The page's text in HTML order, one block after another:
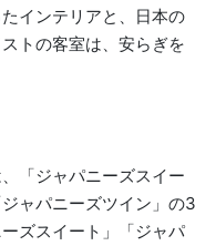
インテリアと、日本の
トの客室は、安らぎを
「ジャパニーズスイー
ャパニーズツイン」の3
ズスイート」「ジャパ